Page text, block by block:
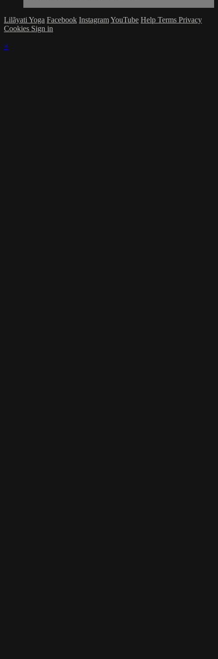
Lilãyati Yoga Facebook InstagramYouTube Help Terms Privacy
Cookies Sign in
×